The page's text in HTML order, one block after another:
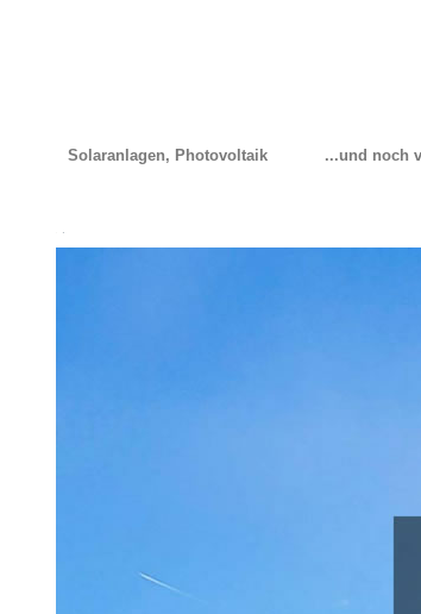
Solaranlagen, Photovoltaik ...und noch